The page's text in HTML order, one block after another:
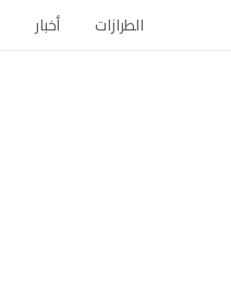
الطرازات أخبار